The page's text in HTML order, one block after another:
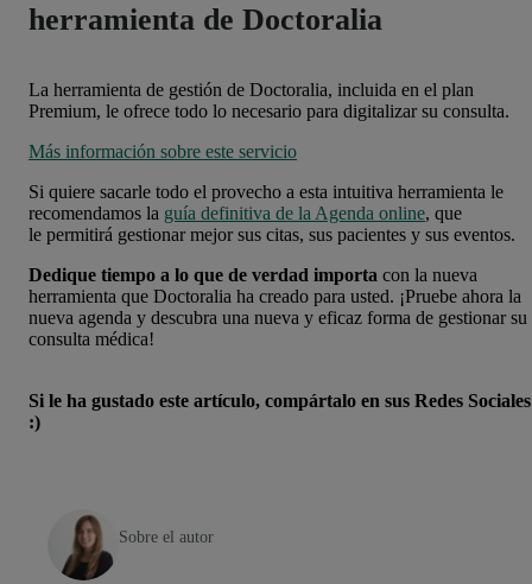
herramienta de Doctoralia
La herramienta de gestión de Doctoralia, incluida en el plan
Premium, le ofrece todo lo necesario para digitalizar su consulta.
Más información sobre este servicio
Si quiere sacarle todo el provecho a esta intuitiva herramienta le
recomendamos la guía definitiva de la Agenda online, que
le permitirá gestionar mejor sus citas, sus pacientes y sus eventos.
Dedique tiempo a lo que de verdad importa con la nueva
herramienta que Doctoralia ha creado para usted. ¡Pruebe ahora la
nueva agenda y descubra una nueva y eficaz forma de gestionar su
consulta médica!
Si le ha gustado este artículo, compártalo en sus Redes Sociales
:)
Sobre el autor